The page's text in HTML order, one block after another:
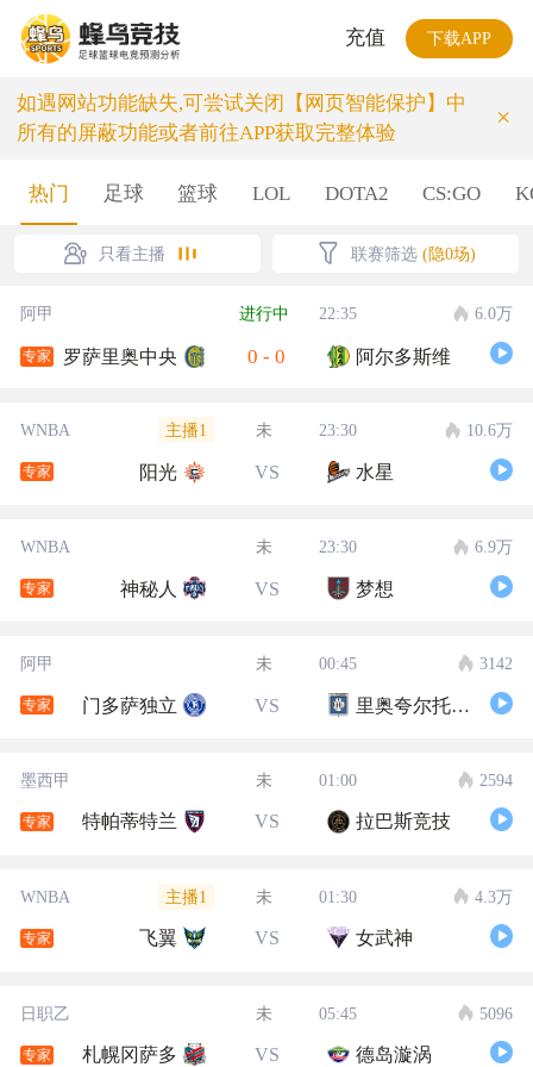
充值 下载APP
如遇网站功能缺失,可尝试关闭【网页智能保护】中
所有的屏蔽功能或者前往APP获取完整体验
×
热门 足球 篮球 LOL DOTA2 CS:GO
只看主播 联赛筛选 (隐0场)
阿甲 进行中 22:35 6.0万
专家 罗萨里奥中央 0 - 0 阿尔多斯维
WNBA 主播1 未 23:30 10.6万
专家 阳光 VS 水星
WNBA 未 23:30 6.9万
专家 神秘人 VS 梦想
阿甲 未 00:45 3142
专家 门多萨独立 VS 里奥夸尔托学生队
墨西甲 未 01:00 2594
专家 特帕蒂特兰 VS 拉巴斯竞技
WNBA 主播1 未 01:30 4.3万
专家 飞翼 VS 女武神
日职乙 未 05:45 5096
专家 札幌冈萨多 VS 德岛漩涡